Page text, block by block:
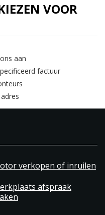
VOOR
aan
factuur
verkopen of inruilen
afspraak